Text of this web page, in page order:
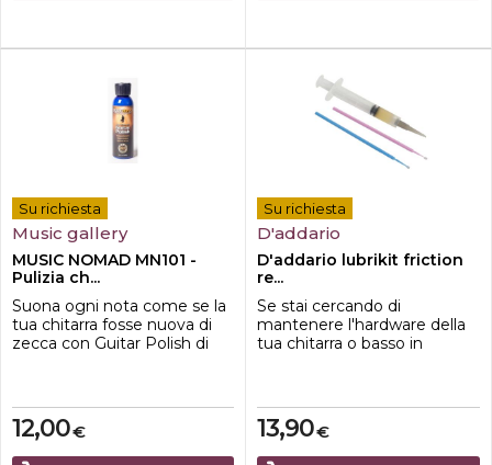
Su richiesta
Music gallery
MUSIC NOMAD MN101 -
Pulizia ch...
Suona ogni nota come se la
tua chitarra fosse nuova di
zecca con Guitar Polish di
superfici opache, lucide e
graffiate. Funziona alla
grande su tutti i modelli di
€
12,00
Su richiesta
D'addario
D'addario lubrikit friction
re...
Se stai cercando di
mantenere l'hardware della
tua chitarra o basso in
Questo lubrificante
specializzato è progettato
per ridurre l'attrito e
€
13,90